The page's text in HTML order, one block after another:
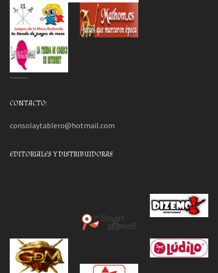
………..
CONTACTO:
consolaytablero@hotmail.com
EDITORIALES Y DISTRIBUIDORAS